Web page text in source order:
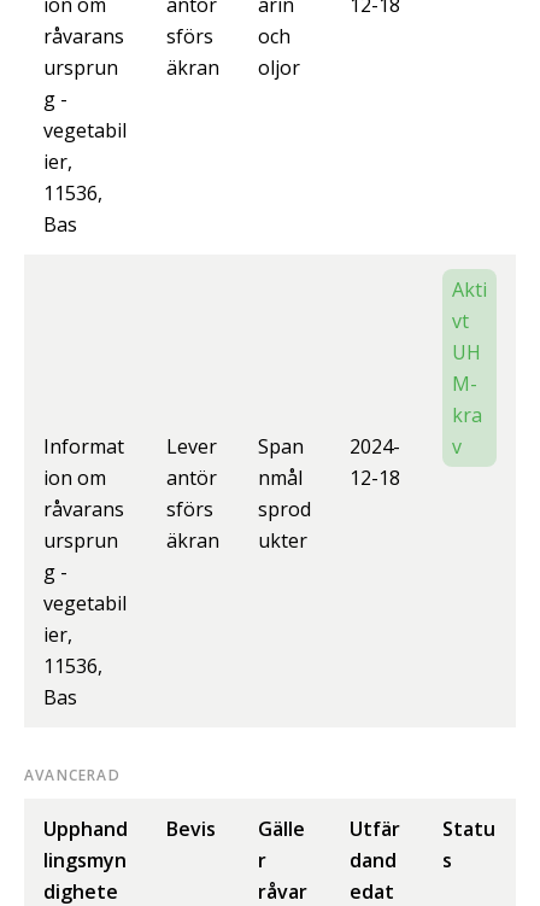
råvarans
ursprun
g -
vegetabil
ier,
11536,
Bas
sförs
äkran
och
oljor
Informat
ion om
råvarans
ursprun
g -
vegetabil
ier,
11536,
Bas
Lever
antör
sförs
äkran
Span
nmål
sprod
ukter
2024-
12-18
Akti
vt
UH
M-
kra
v
AVANCERAD
Upphand
lingsmyn
dighete
Bevis
Gälle
r
råvar
Utfär
dand
edat
Statu
s